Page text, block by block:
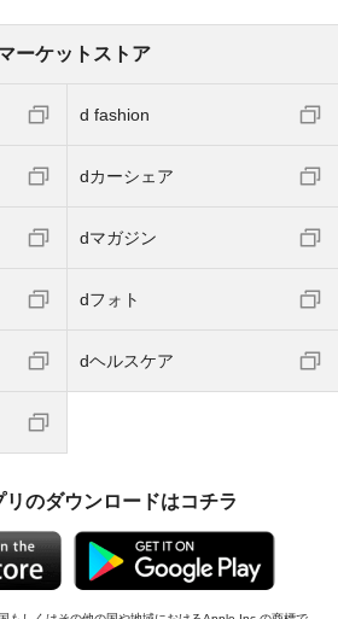
ーケットストア
d fashion
dカーシェア
dマガジン
dフォト
dヘルスケア
のダウンロードはコチラ